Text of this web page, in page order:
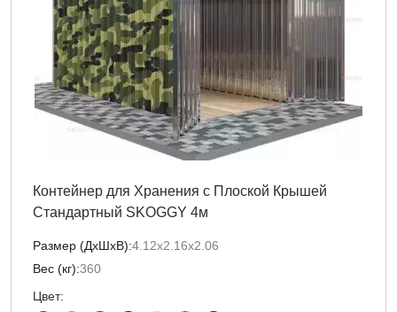
Контейнер для Хранения с Плоской Крышей
Стандартный SKOGGY 4м
Размер (ДxШxВ):4.12х2.16х2.06
Вес (кг):360
Цвет: